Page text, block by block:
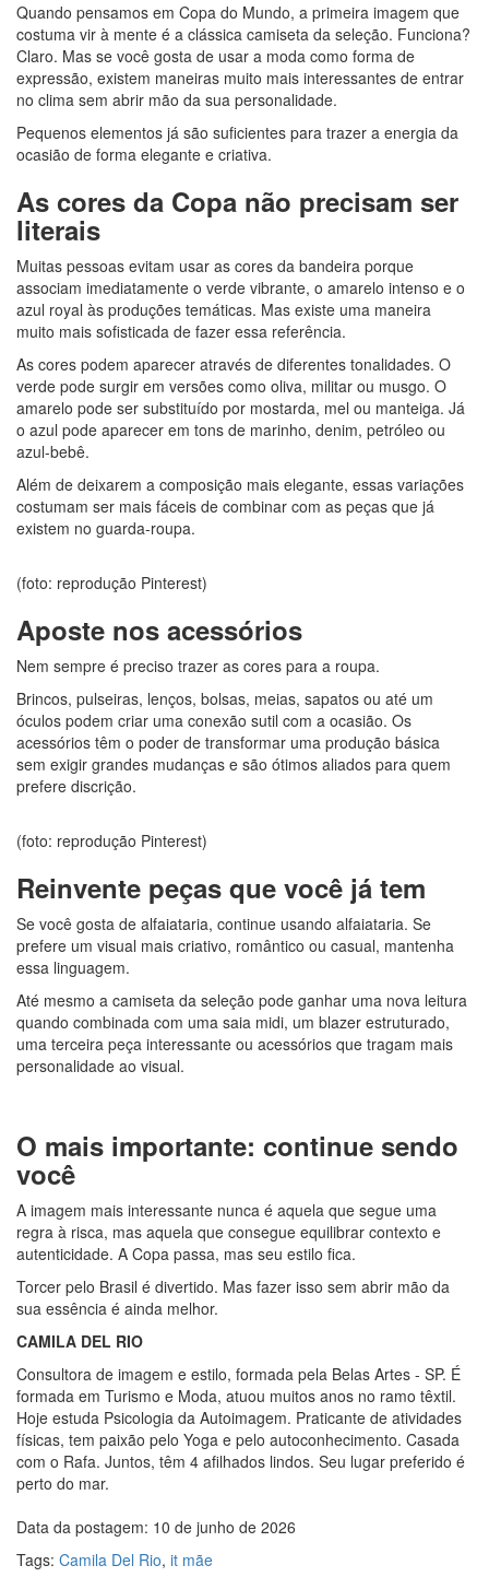
Quando pensamos em Copa do Mundo, a primeira imagem que
costuma vir à mente é a clássica camiseta da seleção. Funciona?
Claro. Mas se você gosta de usar a moda como forma de
expressão, existem maneiras muito mais interessantes de entrar
no clima sem abrir mão da sua personalidade.
Pequenos elementos já são suficientes para trazer a energia da
ocasião de forma elegante e criativa.
As cores da Copa não precisam ser
literais
Muitas pessoas evitam usar as cores da bandeira porque
associam imediatamente o verde vibrante, o amarelo intenso e o
azul royal às produções temáticas. Mas existe uma maneira
muito mais sofisticada de fazer essa referência.
As cores podem aparecer através de diferentes tonalidades. O
verde pode surgir em versões como oliva, militar ou musgo. O
amarelo pode ser substituído por mostarda, mel ou manteiga. Já
o azul pode aparecer em tons de marinho, denim, petróleo ou
azul-bebê.
Além de deixarem a composição mais elegante, essas variações
costumam ser mais fáceis de combinar com as peças que já
existem no guarda-roupa.
(foto: reprodução Pinterest)
Aposte nos acessórios
Nem sempre é preciso trazer as cores para a roupa.
Brincos, pulseiras, lenços, bolsas, meias, sapatos ou até um
óculos podem criar uma conexão sutil com a ocasião. Os
acessórios têm o poder de transformar uma produção básica
sem exigir grandes mudanças e são ótimos aliados para quem
prefere discrição.
(foto: reprodução Pinterest)
Reinvente peças que você já tem
Se você gosta de alfaiataria, continue usando alfaiataria. Se
prefere um visual mais criativo, romântico ou casual, mantenha
essa linguagem.
Até mesmo a camiseta da seleção pode ganhar uma nova leitura
quando combinada com uma saia midi, um blazer estruturado,
uma terceira peça interessante ou acessórios que tragam mais
personalidade ao visual.
O mais importante: continue sendo
você
A imagem mais interessante nunca é aquela que segue uma
regra à risca, mas aquela que consegue equilibrar contexto e
autenticidade. A Copa passa, mas seu estilo fica.
Torcer pelo Brasil é divertido. Mas fazer isso sem abrir mão da
sua essência é ainda melhor.
CAMILA DEL RIO
Consultora de imagem e estilo, formada pela Belas Artes - SP. É
formada em Turismo e Moda, atuou muitos anos no ramo têxtil.
Hoje estuda Psicologia da Autoimagem. Praticante de atividades
físicas, tem paixão pelo Yoga e pelo autoconhecimento. Casada
com o Rafa. Juntos, têm 4 afilhados lindos. Seu lugar preferido é
perto do mar.
Data da postagem: 10 de junho de 2026
Tags: Camila Del Rio, it mãe